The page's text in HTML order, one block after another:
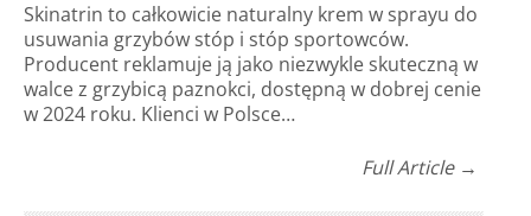
Skinatrin to całkowicie naturalny krem w sprayu do
usuwania grzybów stóp i stóp sportowców.
Producent reklamuje ją jako niezwykle skuteczną w
walce z grzybicą paznokci, dostępną w dobrej cenie
w 2024 roku. Klienci w Polsce…
Full Article →